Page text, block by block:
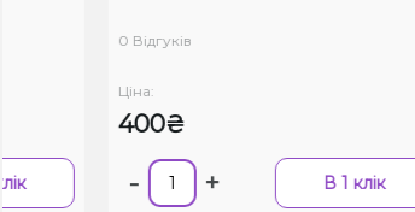
0 Відгуків
400₴